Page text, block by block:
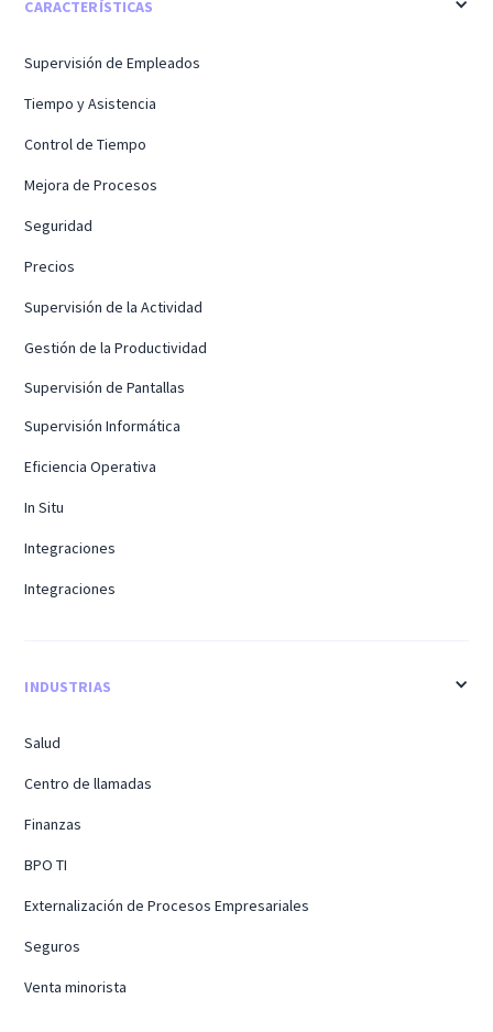
CARACTERÍSTICAS
Supervisión de Empleados
Tiempo y Asistencia
Control de Tiempo
Mejora de Procesos
Seguridad
Precios
Supervisión de la Actividad
Gestión de la Productividad
Supervisión de Pantallas
Supervisión Informática
Eficiencia Operativa
In Situ
Integraciones
Integraciones
INDUSTRIAS
Salud
Centro de llamadas
Finanzas
BPO TI
Externalización de Procesos Empresariales
Seguros
Venta minorista